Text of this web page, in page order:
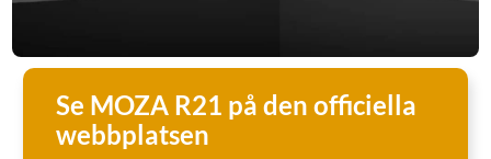
Se MOZA R21 på den officiella
webbplatsen